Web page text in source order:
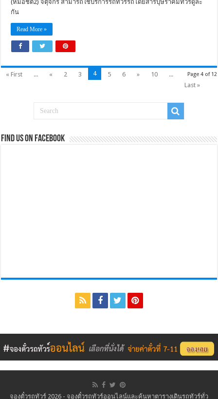
(หมอชิต2) จตุจักร สามารถใช้บริการรถทัวร์รถโดยสารบุษราคัมทัวร์ดูละ
กัน
Read More »
Page 4 of 12
« First ... « 2 3 4 5 6 » 10
...
Last »
Find us on Facebook
จองตั๋วรถทัวร์ 2026 - จองตั๋วรถทัวร์ออนไลน์และค้นหาตารางเดินรถทัวร์ทั่ว